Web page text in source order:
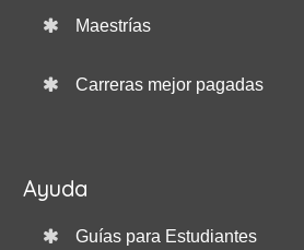
Maestrías
Carreras mejor pagadas
Ayuda
Guías para Estudiantes